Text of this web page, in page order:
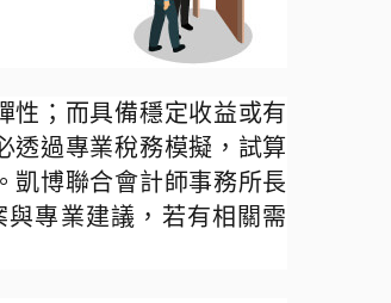
性；而具備穩定收益或有
透過專業稅務模擬，試算
。凱博聯合會計師事務所長
專業建議，若有相關需